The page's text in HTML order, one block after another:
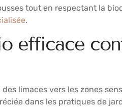
tout en respectant la
.
efficace
limaces vers les zones
dans les pratiques de